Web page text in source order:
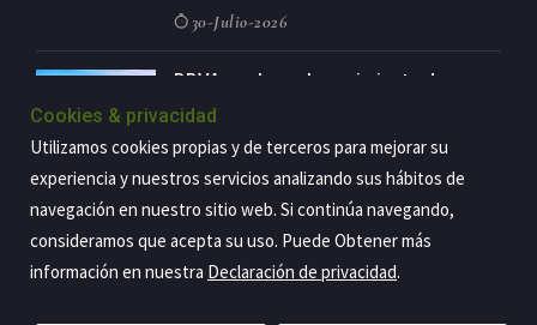
30-Julio-2026
BBVA acelera el crecimiento de su
de especialización presente en siete
países
29-Julio-2026
Copyright@2026 Estrategia Empresarial
Cookies & privacidad
Utilizamos cookies propias y de terceros para mejorar su
experiencia y nuestros servicios analizando sus hábitos de
navegación en nuestro sitio web. Si continúa navegando,
consideramos que acepta su uso. Puede Obtener más
información en nuestra Declaración de privacidad.